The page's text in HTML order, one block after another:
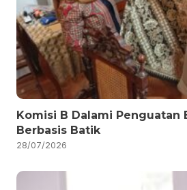
Komisi B Dalami Penguatan
Berbasis Batik
28/07/2026